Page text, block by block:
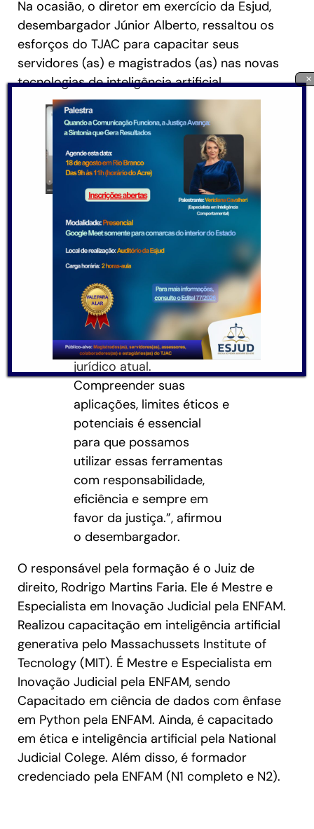
Na ocasião, o diretor em exercício da Esjud,
desembargador Júnior Alberto, ressaltou os
esforços do TJAC para capacitar seus
servidores (as) e magistrados (as) nas novas
tecnologias de inteligência artificial.
“Vivemos um momento
de profundas
transformações
tecnológicas, e a
Inteligência Artificial
Generativa representa
uma das inovações mais
impactantes no cenário
jurídico atual.
Compreender suas
aplicações, limites éticos e
potenciais é essencial
para que possamos
utilizar essas ferramentas
com responsabilidade,
eficiência e sempre em
favor da justiça.”, afirmou
o desembargador.
O responsável pela formação é o Juiz de
direito, Rodrigo Martins Faria. Ele é Mestre e
Especialista em Inovação Judicial pela ENFAM.
Realizou capacitação em inteligência artificial
generativa pelo Massachussets Institute of
Tecnology (MIT). É Mestre e Especialista em
Inovação Judicial pela ENFAM, sendo
Capacitado em ciência de dados com ênfase
em Python pela ENFAM. Ainda, é capacitado
em ética e inteligência artificial pela National
Judicial Colege. Além disso, é formador
credenciado pela ENFAM (N1 completo e N2).
×